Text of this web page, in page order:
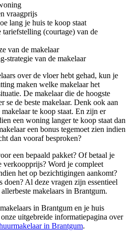
vraagprijs
lang je huis te koop staat
tariefstelling (courtage) van de
van de makelaar
strategie van de makelaar
over de vloer hebt gehad, kun je
maken welke makelaar het
De makelaar die de hoogste
se de beste makelaar. Denk ook aan
te koop staat. En zijn er
een woning langer te koop staat dan
een bonus tegemoet zien indien
dan vooraf besproken?
een bepaald pakket? Of betaal je
verkoopprijs? Word je compleet
het op bezichtigingen aankomt?
Al deze vragen zijn essentieel
makelaars in Brantgum.
in Brantgum en je huis
uitgebreide informatiepagina over
in Brantgum.